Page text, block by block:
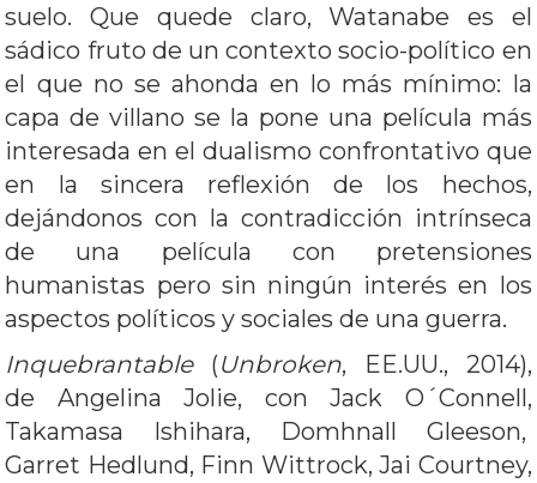
suelo. Que quede claro, Watanabe es el
sádico fruto de un contexto socio-político en
el que no se ahonda en lo más mínimo: la
capa de villano se la pone una película más
interesada en el dualismo confrontativo que
en la sincera reflexión de los hechos,
dejándonos con la contradicción intrínseca
de una película con pretensiones
humanistas pero sin ningún interés en los
aspectos políticos y sociales de una guerra.
Inquebrantable(Unbroken, EE.UU., 2014),
de Angelina Jolie, con Jack O´Connell,
Takamasa Ishihara, Domhnall Gleeson,
Garret Hedlund, Finn Wittrock, Jai Courtney,